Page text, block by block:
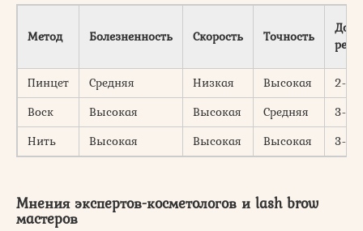
Метод Болезненность Скорость Точность
Пинцет Средняя Низкая Высокая
2-3
Воск
Высокая Высокая Средняя
3-4
Нить
Высокая Высокая Высокая 3-5
Мнения экспертов-косметологов и lash brow
мастеров